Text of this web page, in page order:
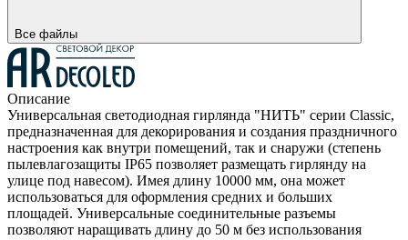
Все файлы
Описание
Универсальная светодиодная гирлянда "НИТЬ" серии Classic,
предназначенная для декорирования и создания праздничного
настроения как внутри помещений, так и снаружи (степень
пылевлагозащиты IP65 позволяет размещать гирлянду на
улице под навесом). Имея длину 10000 мм, она может
использоваться для оформления средних и больших
площадей. Универсальные соединительные разъемы
позволяют наращивать длину до 50 м без использования